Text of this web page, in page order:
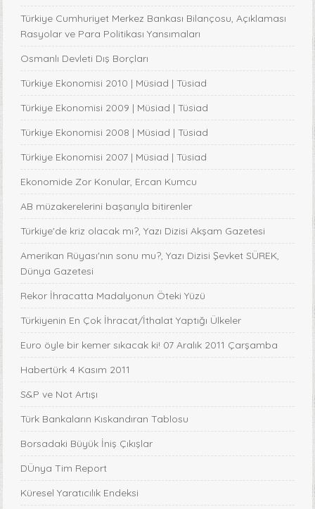
Türkiye Cumhuriyet Merkez Bankası Bilançosu, Açıklaması
Rasyolar ve Para Politikası Yansımaları
Osmanlı Devleti Dış Borçları
Türkiye Ekonomisi 2010 | Müsiad | Tüsiad
Türkiye Ekonomisi 2009 | Müsiad | Tüsiad
Türkiye Ekonomisi 2008 | Müsiad | Tüsiad
Türkiye Ekonomisi 2007 | Müsiad | Tüsiad
Ekonomide Zor Konular, Ercan Kumcu
AB müzakerelerini başarıyla bitirenler
Türkiye'de kriz olacak mı?, Yazı Dizisi Akşam Gazetesi
Amerikan Rüyası'nın sonu mu?, Yazı Dizisi Şevket SÜREK,
Dünya Gazetesi
Rekor İhracatta Madalyonun Öteki Yüzü
Türkiyenin En Çok İhracat/İthalat Yaptığı Ülkeler
Euro öyle bir kemer sıkacak ki! 07 Aralık 2011 Çarşamba
Habertürk 4 Kasım 2011
S&P ve Not Artışı
Türk Bankaların Kıskandıran Tablosu
Borsadaki Büyük İniş Çıkışlar
DÜnya Tim Report
Küresel Yaratıcılık Endeksi